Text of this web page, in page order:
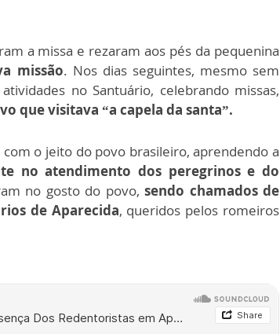
a missa e rezaram aos pés da pequenina
missão. Nos dias seguintes, mesmo sem
no Santuário, celebrando missas,
que visitava “a capela da santa”.
o jeito do povo brasileiro, aprendendo a
no atendimento dos peregrinos e do
no gosto do povo, sendo chamados de
de Aparecida, queridos pelos romeiros